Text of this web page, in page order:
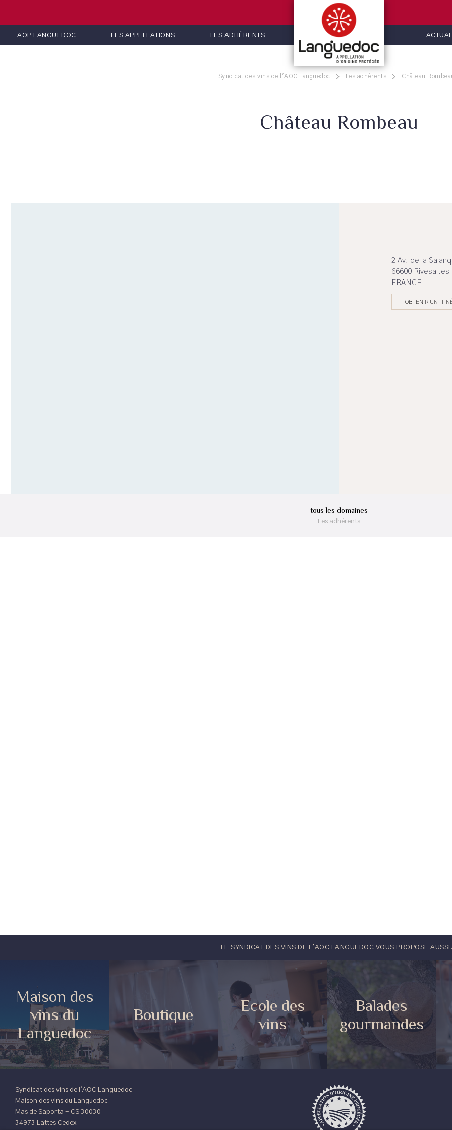
AOP LANGUEDOC LES APPELLATIONS LES ADHÉRENTS
Syndicat des vins de l'AOC Languedoc Les adhérents Château
Château Rombeau
2 Av. de la
66600 Rivesaltes
FRANCE
OBTENIR UN
tous les domaines
Les adhérents
LE SYNDICAT DES VINS DE L'AOC LANGUEDOC VOUS PROPOSE
Maison des
vins du
Languedoc
Boutique
Ecole des
vins
Balades
gourmandes
Syndicat des vins de l'AOC Languedoc
Maison des vins du Languedoc
Mas de Saporta - CS 30030
34973 Lattes Cedex